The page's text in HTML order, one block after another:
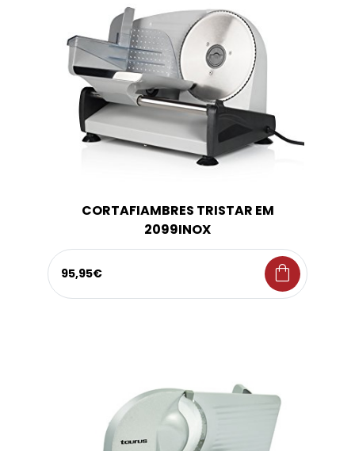
CORTAFIAMBRES TRISTAR EM
2099INOX
95,95€ shopping_bag